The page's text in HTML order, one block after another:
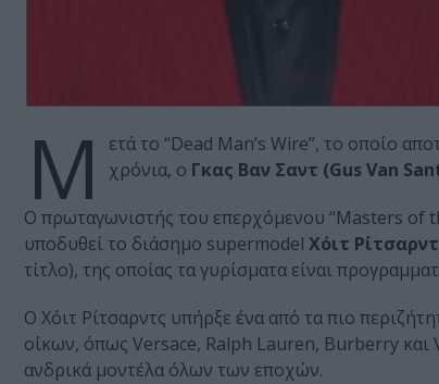
Μ
ετά το “Dead Man’s Wire”, το οποίο
χρόνια, ο Γκας Βαν Σαντ (Gus Van
Ο πρωταγωνιστής του επερχόμενου “Masters of
υποδυθεί το διάσημο supermodel Χόιτ
τίτλο), της οποίας τα γυρίσματα είναι
Ο Χόιτ Ρίτσαρντς υπήρξε ένα από τα πιο
οίκων, όπως Versace, Ralph Lauren, Burberry και
ανδρικά μοντέλα όλων των εποχών.